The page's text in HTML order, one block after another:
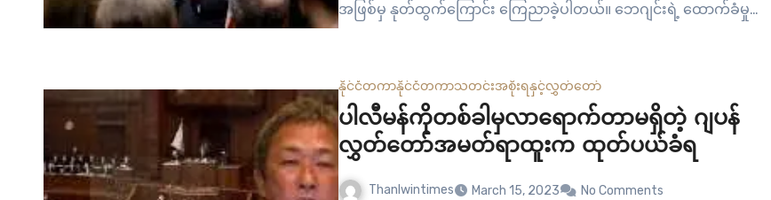
အဖြစ်မှ နုတ်ထွက်ကြောင်း ကြေညာခဲ့ပါတယ်။ ဘေဂျင်းရဲ့ ထောက်ခံမှု
ကို ထုတ်ပယ်ဖို့ နိုင်ငံရဲ့ထောက်လှမ်းရေးအေဂျင်စီက ပါတီကို…
နိုင်ငံတကာနိုင်ငံတကာသတင်းအစိုးရနှင့်လွှတ်တော်
ပါလီမန်ကိုတစ်ခါမှလာရောက်တာမရှိတဲ့ ဂျပန်
လွှတ်တော်အမတ်ရာထူးက ထုတ်ပယ်ခံရ
Thanlwintimes March 15, 2023 No Comments